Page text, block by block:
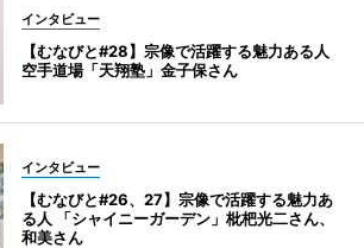
インタビュー
【むなびと#28】宗像で活躍する魅力ある人
空手道場「天翔塾」金子保さん
インタビュー
【むなびと#26、27】宗像で活躍する魅力あ
る人 「シャイニーガーデン」枇杷光二さん、
和美さん